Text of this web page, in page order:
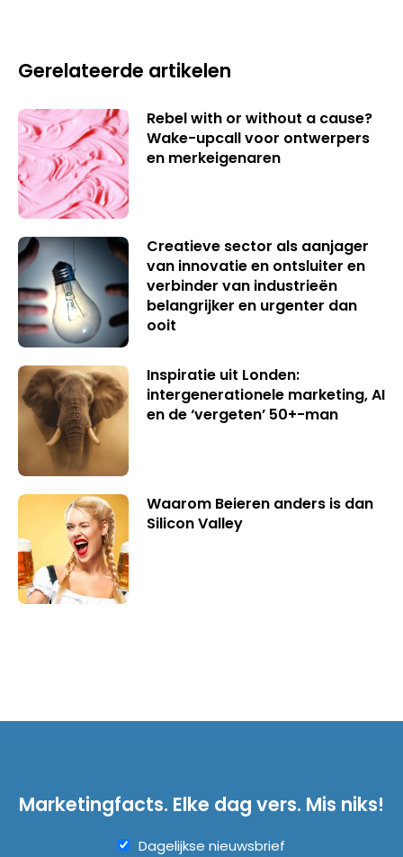
Gerelateerde artikelen
Rebel with or without a cause?
Wake-upcall voor ontwerpers
en merkeigenaren
Creatieve sector als aanjager
van innovatie en ontsluiter en
verbinder van industrieën
belangrijker en urgenter dan
ooit
Inspiratie uit Londen:
intergenerationele marketing, AI
en de ‘vergeten’ 50+-man
Waarom Beieren anders is dan
Silicon Valley
Marketingfacts. Elke dag vers. Mis niks!
Dagelijkse nieuwsbrief